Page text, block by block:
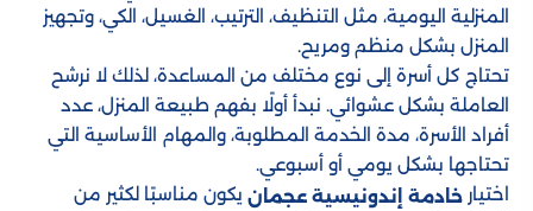
المنزلية اليومية، مثل التنظيف، الترتيب، الغسيل، الكي، وتجهيز
المنزل بشكل منظم ومريح.
تحتاج كل أسرة إلى نوع مختلف من المساعدة، لذلك لا نرشح
العاملة بشكل عشوائي. نبدأ أولًا بفهم طبيعة المنزل، عدد
أفراد الأسرة، مدة الخدمة المطلوبة، والمهام الأساسية التي
تحتاجها بشكل يومي أو أسبوعي.
اختيار خادمة إندونيسية عجمان يكون مناسبًا لكثير من